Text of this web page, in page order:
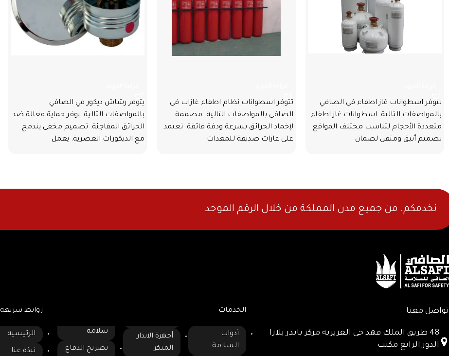
تتوفر اسطوانات غاز اطفاء في الصافي
بالمواصفات التالية: اسطوانات غاز اطفاء
متعددة الأحجام لتناسب مختلف المواقع.
تصميم أنيق ومتقن لضمان
تتوفر اسطوانات نظام اطفاء غازات في
الصافي بالمواصفات التالية: مصممة
لإخماد الحرائق بسرعة ودقة فائقة. تعتمد
على غازات صديقة للمعدات
يتوفر رشاش ديكور في الصافي
بالمواصفات التالية: يوفر حماية فعالة ضد
الحرائق المفاجئة. تصميم مخفي يندمج
مع الديكورات العصرية. يعمل
نخدمكم. من جميع مدن المملكة من خلال الرقم الموحد
روابط سريعه
الرئيسية
نبذة عنا
الخدمات
أدوات
السلامة
أجهزة الانذار
المبكر
سلامة
تصريح الدفاع
تواصل معنا
48 طريق الملك فهد حى العزيزية مركز بابدر بلازا
الدور الرابع مكتب